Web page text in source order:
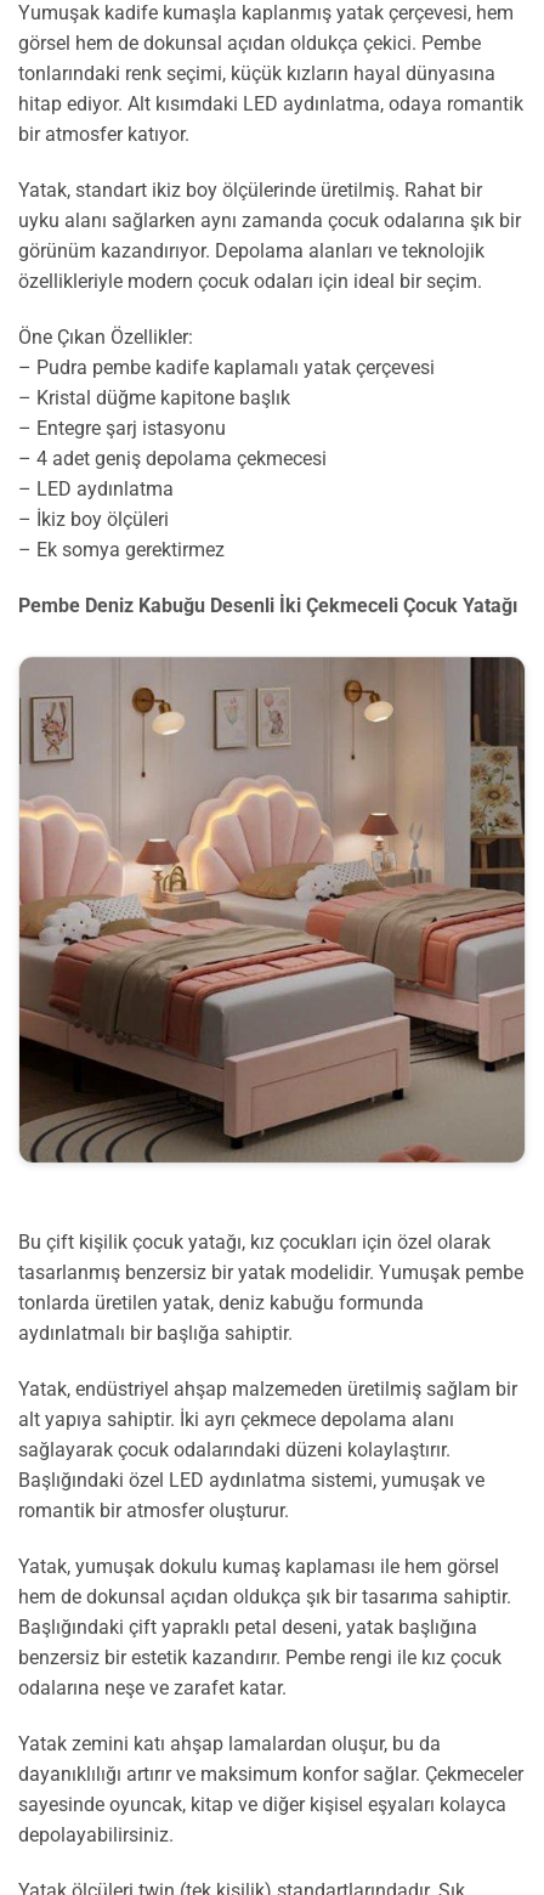
Yumuşak kadife kumaşla kaplanmış yatak çerçevesi, hem
görsel hem de dokunsal açıdan oldukça çekici. Pembe
tonlarındaki renk seçimi, küçük kızların hayal dünyasına
hitap ediyor. Alt kısımdaki LED aydınlatma, odaya romantik
bir atmosfer katıyor.
Yatak, standart ikiz boy ölçülerinde üretilmiş. Rahat bir
uyku alanı sağlarken aynı zamanda çocuk odalarına şık bir
görünüm kazandırıyor. Depolama alanları ve teknolojik
özellikleriyle modern çocuk odaları için ideal bir seçim.
Öne Çıkan Özellikler:
– Pudra pembe kadife kaplamalı yatak çerçevesi
– Kristal düğme kapitone başlık
– Entegre şarj istasyonu
– 4 adet geniş depolama çekmecesi
– LED aydınlatma
– İkiz boy ölçüleri
– Ek somya gerektirmez
Pembe Deniz Kabuğu Desenli İki Çekmeceli Çocuk Yatağı
Bu çift kişilik çocuk yatağı, kız çocukları için özel olarak
tasarlanmış benzersiz bir yatak modelidir. Yumuşak pembe
tonlarda üretilen yatak, deniz kabuğu formunda
aydınlatmalı bir başlığa sahiptir.
Yatak, endüstriyel ahşap malzemeden üretilmiş sağlam bir
alt yapıya sahiptir. İki ayrı çekmece depolama alanı
sağlayarak çocuk odalarındaki düzeni kolaylaştırır.
Başlığındaki özel LED aydınlatma sistemi, yumuşak ve
romantik bir atmosfer oluşturur.
Yatak, yumuşak dokulu kumaş kaplaması ile hem görsel
hem de dokunsal açıdan oldukça şık bir tasarıma sahiptir.
Başlığındaki çift yapraklı petal deseni, yatak başlığına
benzersiz bir estetik kazandırır. Pembe rengi ile kız çocuk
odalarına neşe ve zarafet katar.
Yatak zemini katı ahşap lamalardan oluşur, bu da
dayanıklılığı artırır ve maksimum konfor sağlar. Çekmeceler
sayesinde oyuncak, kitap ve diğer kişisel eşyaları kolayca
depolayabilirsiniz.
Yatak ölçüleri twin (tek kişilik) standartlarındadır. Şık